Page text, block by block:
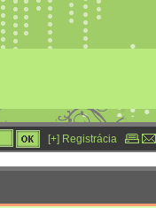
[+] Registrácia